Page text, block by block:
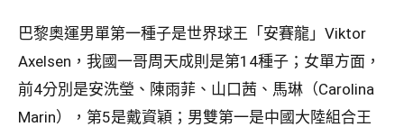
巴黎奧運男單第一種子是世界球王「安賽龍」Viktor
Axelsen，我國一哥周天成則是第14種子；女單方面，
前4分別是安洗瑩、陳雨菲、山口茜、馬琳（Carolina
Marin），第5是戴資穎；男雙第一是中國大陸組合王